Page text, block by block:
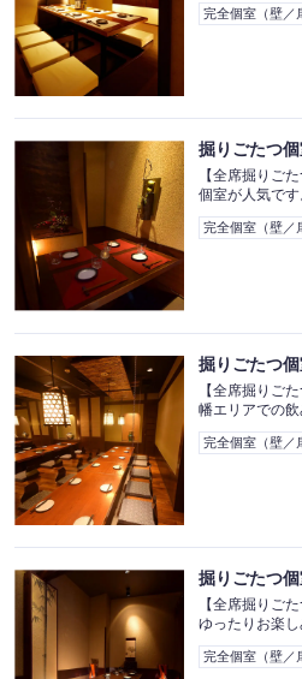
完全個室（壁／
掘りごたつ
【全席掘りご
個室が人気です
完全個室（壁／
掘りごたつ
【全席掘りご
幡エリアでの
完全個室（壁／
掘りごたつ
【全席掘りご
ゆったりお楽
完全個室（壁／
この店舗情報を
千葉県市川市八幡２丁目16-7 三愛ビル
https://enyamotoyawata.owst.jp/seats
お店情報をコ
閉じ